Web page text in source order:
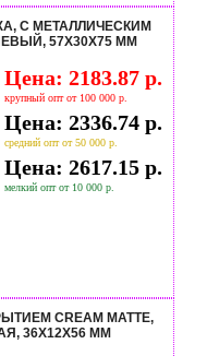
С МЕТАЛЛИЧЕСКИМ
57Х30X75 ММ
Цена: 2183.87 р.
крупный опт от 100 000 р.
Цена: 2336.74 р.
средний опт от 50 000 р.
Цена: 2617.15 р.
мелкий опт от 10 000 р.
CREAM MATTE,
36X12X56 ММ